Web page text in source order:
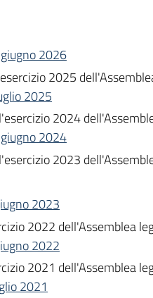
2026
2025
2025
2024
2024
2023
2023
2022 dell'Assemblea
2022
2021 dell'Assemblea
2021